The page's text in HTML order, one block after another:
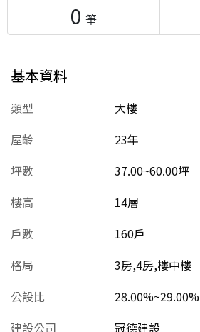
0 筆
基本資料
類型
大樓
屋齡
23年
坪數
37.00~60.00坪
樓高
14層
戶數
160戶
格局
3房,4房,樓中樓
公設比
28.00%~29.00%
建設公司
冠德建設